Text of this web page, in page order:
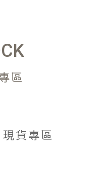
區
貨專區